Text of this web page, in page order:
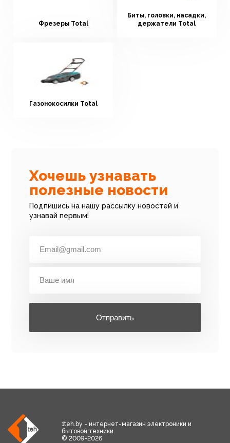
Фрезеры Total
Биты, головки, насадки,
держатели Total
Газонокосилки Total
Хочешь узнавать
полезные новости
Подпишись на нашу рассылку новостей и
узнавай первым!
Отправить
1teh.by - интернет-магазин электроники и
бытовой техники
© 2009-2026